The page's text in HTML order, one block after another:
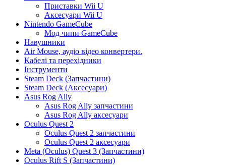
Приставки Wii U
Аксесуари Wii U
Nintendo GameCube
Мод чипи GameCube
Навушники
Air Mouse, аудіо відео конвертери.
Кабелі та перехідники
Інструменти
Steam Deck (Запчастини)
Steam Deck (Аксесуари)
Asus Rog Ally
Asus Rog Ally запчастини
Asus Rog Ally аксесуари
Oculus Quest 2
Oculus Quest 2 запчастини
Oculus Quest 2 аксесуари
Meta (Oculus) Quest 3 (Запчастини)
Oculus Rift S (Запчастини)